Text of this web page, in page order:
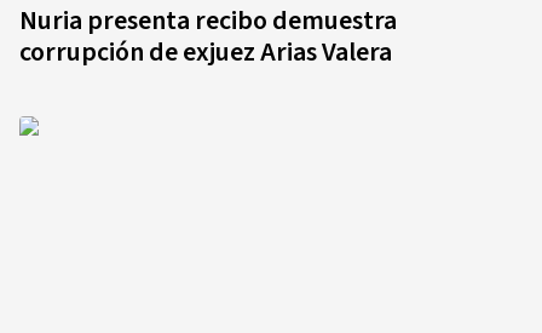
Nuria presenta recibo demuestra
corrupción de exjuez Arias Valera